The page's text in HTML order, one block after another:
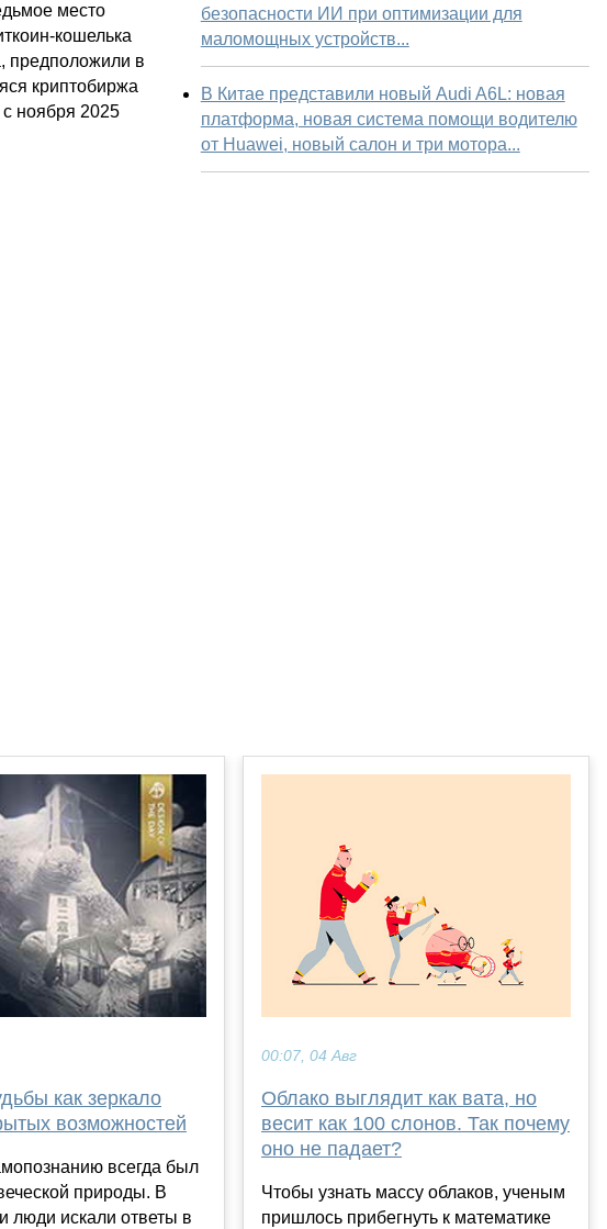
место
кошелька
предположили в
криптобиржа
ноября 2025
безопасности ИИ при оптимизации для
маломощных устройств...
В Китае представили новый Audi A6L: новая
платформа, новая система помощи водителю
от Huawei, новый салон и три мотора...
как зеркало
возможностей
всегда был
природы. В
люди искали ответы в
00:07, 04 Авг
Облако выглядит как вата, но
весит как 100 слонов. Так почему
оно не падает?
Чтобы узнать массу облаков, ученым
пришлось прибегнуть к математике